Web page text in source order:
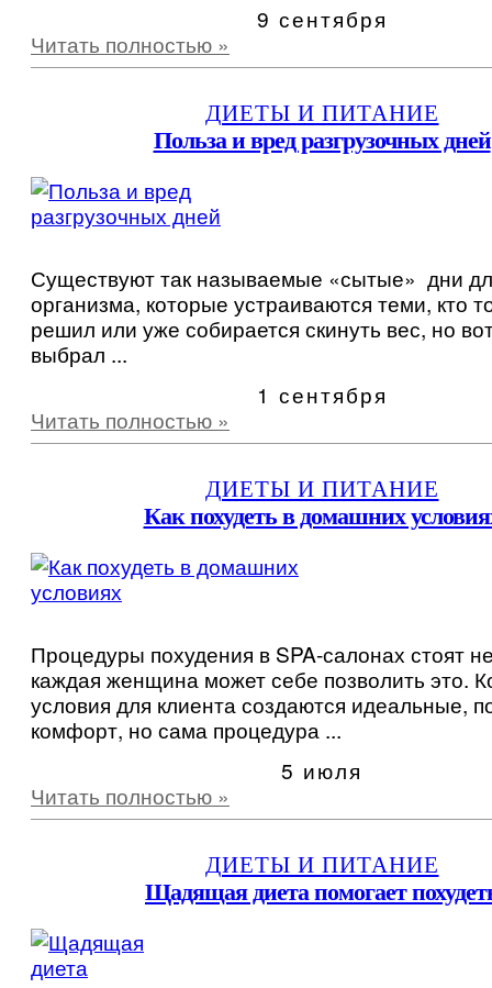
9 сентября
Читать полностью »
ДИЕТЫ И ПИТАНИЕ
Польза и вред разгрузочных дней
Существуют так называемые «сытые» дни
организма, которые устраиваются теми, кто
решил или уже собирается скинуть вес, но
выбрал ...
1 сентября
Читать полностью »
ДИЕТЫ И ПИТАНИЕ
Как похудеть в домашних
Процедуры похудения в SPA-салонах стоят
каждая женщина может себе позволить это.
условия для клиента создаются идеальные,
комфорт, но сама процедура ...
5 июля
Читать полностью »
ДИЕТЫ И ПИТАНИЕ
Щадящая диета помогает